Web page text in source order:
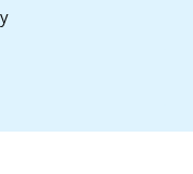
společnosti LEGO Group. ©